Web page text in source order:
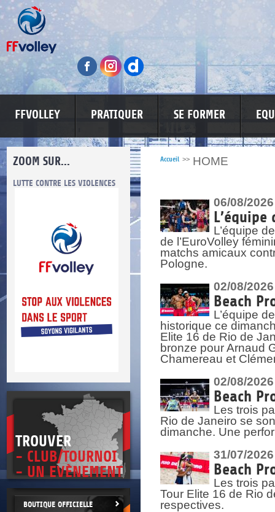
FFVOLLEY PRATIQUER SE FORMER
ZOOM SUR...
LUTTE CONTRE LES VIOLENCES MA PETITE SPONSO
>
TROUVER
- CLUB/TOURNOI
- UN EVÈNEMENT
BOUTIQUE OFFICIELLE
Accueil >> HOME
06/08/2026
L’équipe
L’équipe
de l’EuroVolley
matchs amicaux
Pologne.
02/08/2026
Beach
L’équipe
historique ce
Elite 16 de Rio de
bronze pour Arnaud
Chamereau et
02/08/2026
Beach
Les trois
Rio de Janeiro se
dimanche. Une
31/07/2026
Beach
Les trois
Tour Elite 16 de Rio
respectives.